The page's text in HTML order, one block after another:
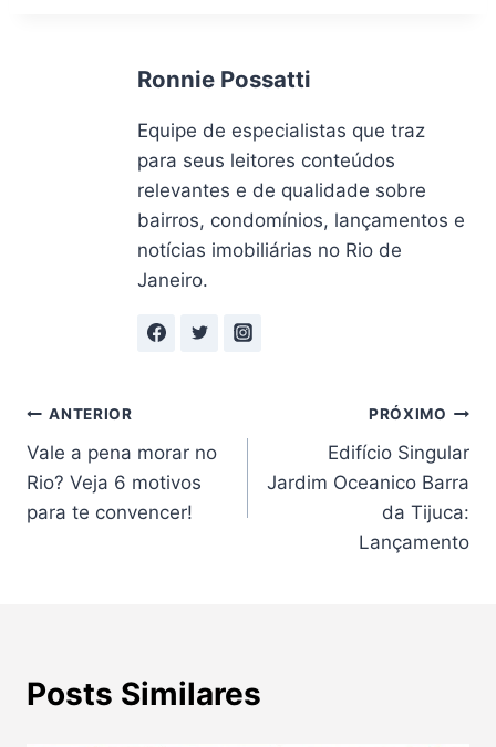
Ronnie Possatti
Equipe de especialistas que traz
para seus leitores conteúdos
relevantes e de qualidade sobre
bairros, condomínios, lançamentos e
notícias imobiliárias no Rio de
Janeiro.
Navegação
de
Post
ANTERIOR
Vale a pena morar no
Rio? Veja 6 motivos
para te convencer!
PRÓXIMO
Edifício Singular
Jardim Oceanico Barra
da Tijuca:
Lançamento
Posts Similares